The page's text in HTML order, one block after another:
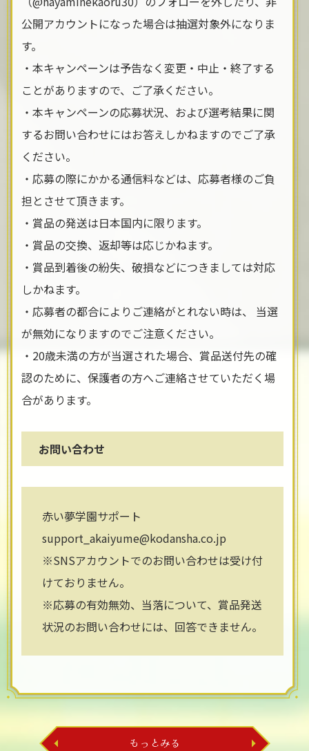
公開アカウントになった場合は抽選対象外になりま
す。
・本キャンペーンは予告なく変更・中止・終了する
ことがありますので、ご了承ください。
・本キャンペーンの応募状況、および選考結果に関
するお問い合わせにはお答えしかねますのでご了承
ください。
・応募の際にかかる通信料などは、応募者様のご負
担とさせて頂きます。
・賞品の発送は日本国内に限ります。
・賞品の交換、返却等は応じかねます。
・賞品到着後の紛失、破損などにつきましては対応
しかねます。
・応募者の都合によりご連絡がとれない時は、 当選
が無効になりますのでご注意ください。
・20歳未満の方が当選された場合、賞品送付先の確
認のために、保護者の方へご連絡させていただく場
合があります。
お問い合わせ
赤い夢学園サポート
support_akaiyume@kodansha.co.jp
※SNSアカウントでのお問い合わせは受け付
けておりません。
※応募の有効無効、当落について、賞品発送
状況のお問い合わせには、回答できません。
もっとみる